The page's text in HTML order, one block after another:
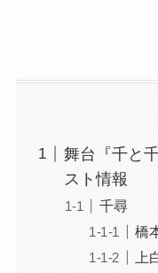
舞台『千と
スト情報
千尋
橋
上